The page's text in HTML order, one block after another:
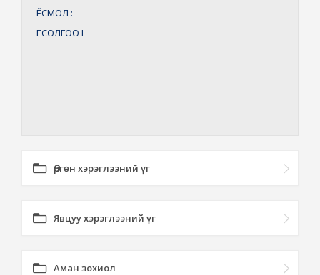
ЁСМОЛ :
ЁСОЛГОО I
Өргөн хэрэглээний үг
Явцуу хэрэглээний үг
Аман зохиол